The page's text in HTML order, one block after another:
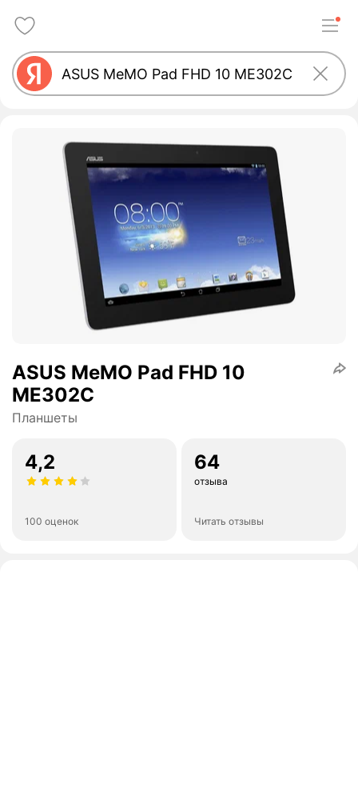
ASUS MeMO Pad FHD 10
ME302C
Планшеты
4,2
100 оценок
64
отзыва
Читать отзывы